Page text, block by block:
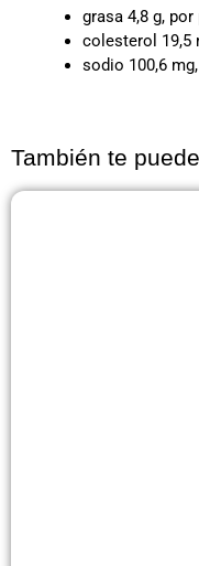
grasa 4,8 g,
colesterol 19,5
sodio 100,6
También te